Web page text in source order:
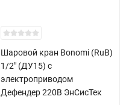
Шаровой кран Bonomi (RuB)
1/2" (ДУ15) с
электроприводом
Дефендер 220В ЭнСисТек